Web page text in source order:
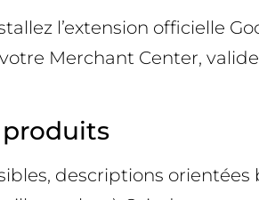
l’extension officielle
Merchant Center,
descriptions